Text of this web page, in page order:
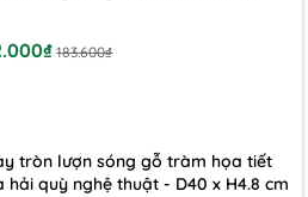
183.600₫
tròn lượn sóng gỗ tràm họa tiết
hải quỳ nghệ thuật - D40 x H4.8 cm